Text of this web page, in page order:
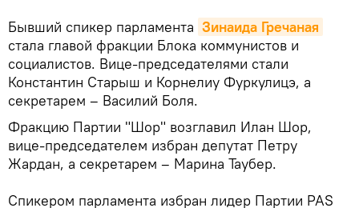
Бывший спикер парламента Зинаида Гречаная
стала главой фракции Блока коммунистов и
социалистов. Вице-председателями стали
Константин Старыш и Корнелиу Фуркулицэ, а
секретарем – Василий Боля.
Фракцию Партии "Шор" возглавил Илан Шор,
вице-председателем избран депутат Петру
Жардан, а секретарем – Марина Таубер.
Спикером парламента избран лидер Партии PAS